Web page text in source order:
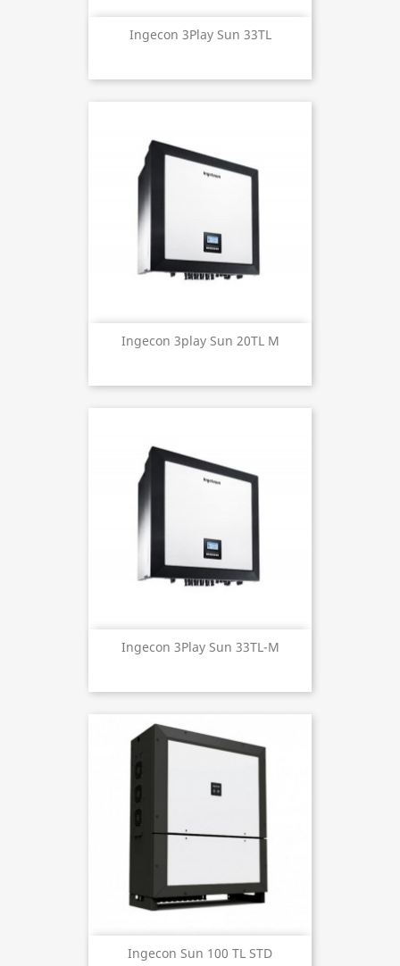
Ingecon 3Play Sun 33TL
Ingecon 3play Sun 20TL M
Ingecon 3Play Sun 33TL-M
Ingecon Sun 100 TL STD